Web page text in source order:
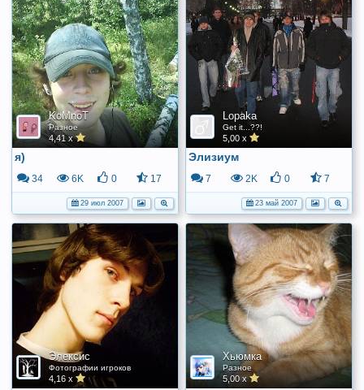
KoMnoT
Разное
4,41 x
я)
34 6K 0 17
29 июл 2007
Lopaka
Get it...??!
5,00 x
Элизиум
7 2K 0 7
23 май 2007
Элексис
Фотографии игроков
4,16 x
Хьюмка
Разное
5,00 x